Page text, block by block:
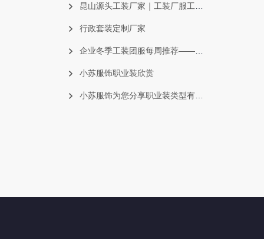
昆山源头工装厂家｜工装厂服工作服一站式定制生产
行政套装定制厂家
企业冬季工装团服每周推荐——冲锋衣
小苏服饰职业装欣赏
小苏服饰为您分享职业装类型有哪些？